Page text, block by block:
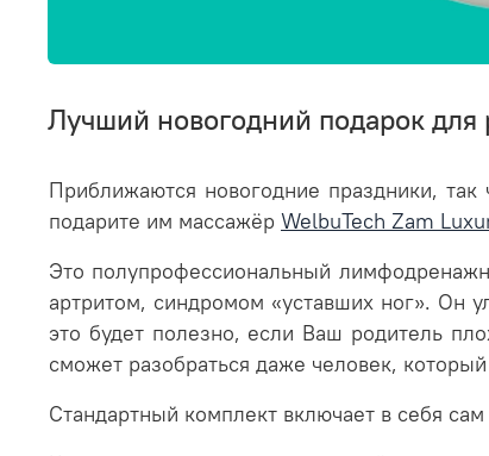
Лучший новогодний подарок
Приближаются новогодние праздники,
подарите им массажёр WelbuTech Zam
Это полупрофессиональный
артритом, синдромом «уставших ног». Он
это будет полезно, если Ваш родитель
сможет разобраться даже человек,
Стандартный комплект включает в себя